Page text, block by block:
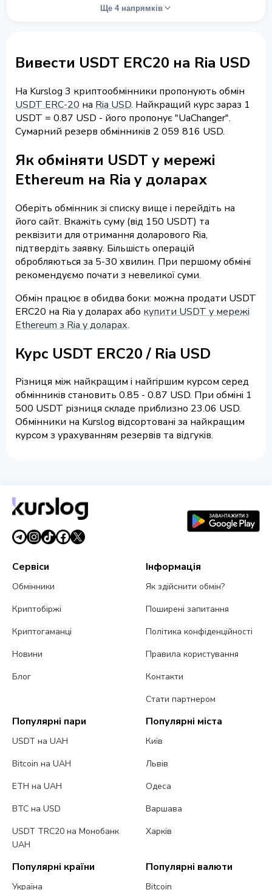
Ще 4 напрямків
Вивести USDT ERC20 на Ria USD
На Kurslog 3 криптообмінники пропонують обмін
USDT ERC-20 на Ria USD. Найкращий курс зараз 1
USDT = 0.87 USD - його пропонує "UaChanger".
Сумарний резерв обмінників 2 059 816 USD.
Як обміняти USDT у мережі
Ethereum на Ria у доларах
Оберіть обмінник зі списку вище і перейдіть на
його сайт. Вкажіть суму (від 150 USDT) та
реквізити для отримання доларового Ria,
підтвердіть заявку. Більшість операцій
обробляються за 5-30 хвилин. При першому обміні
рекомендуємо почати з невеликої суми.
Обмін працює в обидва боки: можна продати USDT
ERC20 на Ria у доларах або купити USDT у мережі
Ethereum з Ria у доларах.
Курс USDT ERC20 / Ria USD
Різниця між найкращим і найгіршим курсом серед
обмінників становить 0.85 - 0.87 USD. При обміні 1
500 USDT різниця складе приблизно 23.06 USD.
Обмінники на Kurslog відсортовані за найкращим
курсом з урахуванням резервів та відгуків.
Сервіси
Обмінники
Криптобіржі
Криптогаманці
Новини
Блог
Інформація
Як здійснити обмін?
Поширені запитання
Політика конфіденційності
Правила користування
Контакти
Стати партнером
Популярні пари
USDT на UAH
Bitcoin на UAH
ETH на UAH
BTC на USD
USDT TRC20 на Монобанк
UAH
Популярні міста
Київ
Львів
Одеса
Варшава
Харків
Популярні країни
Україна
Популярні валюти
Bitcoin